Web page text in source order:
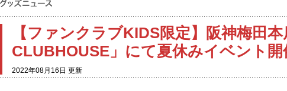
【ファンクラブKIDS限定】阪神梅田
CLUBHOUSE」にて夏休みイベント開
2022年08月16日 更新